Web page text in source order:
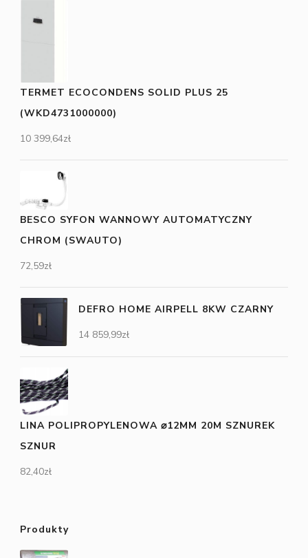
TERMET ECOCONDENS SOLID PLUS 25
(WKD4731000000)
10 399,64zł
BESCO SYFON WANNOWY AUTOMATYCZNY
CHROM (SWAUTO)
72,59zł
DEFRO HOME AIRPELL 8KW CZARNY
14 859,99zł
LINA POLIPROPYLENOWA ⌀12MM 20M SZNUREK
SZNUR
82,40zł
Produkty